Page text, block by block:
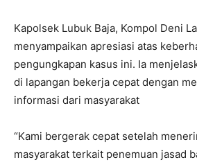
Kapolsek Lubuk Baja, Kompol Deni
menyampaikan apresiasi atas
pengungkapan kasus ini. Ia
di lapangan bekerja cepat dengan
informasi dari masyarakat
“Kami bergerak cepat setelah
masyarakat terkait penemuan jasad